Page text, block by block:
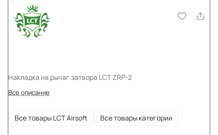
Накладка на рычаг затвора LCT ZRP-2
Все описание
Все товары LCT Airsoft Все товары категории